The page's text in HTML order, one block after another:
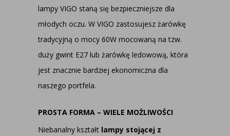
lampy VIGO staną się bezpieczniejsze dla
młodych oczu. W VIGO zastosujesz żarówkę
tradycyjną o mocy 60W mocowaną na tzw.
duży gwint E27 lub żarówkę ledowową, która
jest znacznie bardziej ekonomiczna dla
naszego portfela.
PROSTA FORMA – WIELE MOŻLIWOŚCI
Niebanalny kształt lampy stojącej z